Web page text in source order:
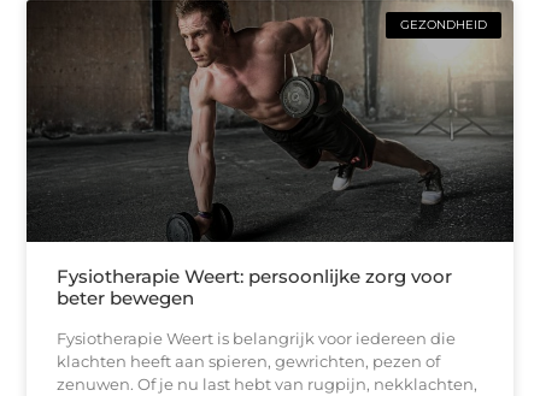
GEZONDHEID
Fysiotherapie Weert: persoonlijke zorg voor
beter bewegen
Fysiotherapie Weert is belangrijk voor iedereen die
klachten heeft aan spieren, gewrichten, pezen of
zenuwen. Of je nu last hebt van rugpijn, nekklachten,